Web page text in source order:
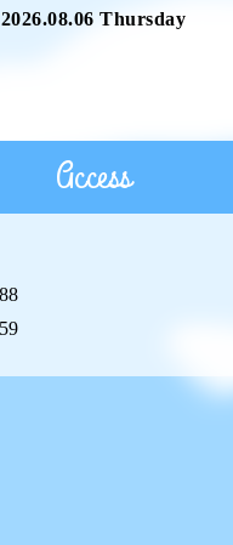
2026.08.06 Thursday
Access